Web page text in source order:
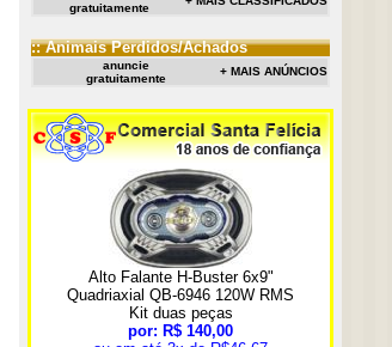
gratuitamente
:: Animais Perdidos/Achados
anuncie
gratuitamente
+ MAIS ANÚNCIOS